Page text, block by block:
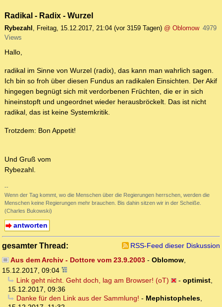
Radikal - Radix - Wurzel
Rybezahl , Freitag, 15.12.2017, 21:04 (vor 3159 Tagen) @ Oblomow 4979
Views
Hallo,
radikal im Sinne von Wurzel (radix), das kann man wahrlich sagen.
Ich bin so froh über diesen Fundus an radikalen Einsichten. Der Akif
hingegen begnügt sich mit verdorbenen Früchten, die er in sich
hineinstopft und ungeordnet wieder herausbröckelt. Das ist nicht
radikal, das ist keine Systemkritik.
Trotzdem: Bon Appetit!
Und Gruß vom
Rybezahl.
--
Wenn der Tag kommt, wo die Menschen über die Regierungen herrschen, werden die
Menschen keine Regierungen mehr brauchen. Bis dahin sitzen wir in der Scheiße.
(Charles Bukowski)
antworten
gesamter Thread:
RSS-Feed dieser Diskussion
Aus dem Archiv - Dottore vom 23.9.2003- Oblomow,
15.12.2017, 09:04
Link geht nicht. Geht doch, lag am Browser! (oT)
- optimist,
15.12.2017, 09:36
Danke für den Link aus der Sammlung! - Mephistopheles,